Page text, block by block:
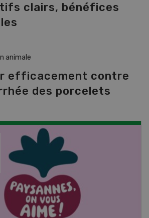
clairs, bénéfices
animale
efficacement contre
des porcelets